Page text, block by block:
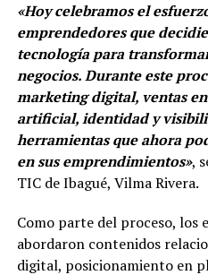
«Hoy celebramos el
emprendedores que
tecnología para
negocios. Durante este
marketing digital, ventas
artificial, identidad y
herramientas que ahora
en sus emprendimientos»,
TIC de Ibagué, Vilma Rivera.
Como parte del proceso, los
abordaron contenidos
digital, posicionamiento en